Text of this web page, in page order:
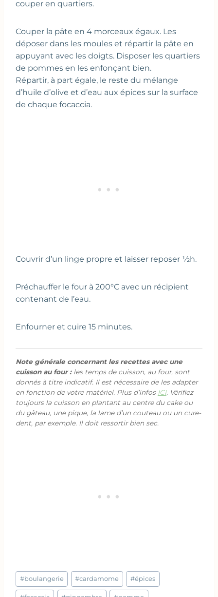
couper en quartiers.
Couper la pâte en 4 morceaux égaux. Les
déposer dans les moules et répartir la pâte en
appuyant avec les doigts. Disposer les quartiers
de pommes en les enfonçant bien.
Répartir, à part égale, le reste du mélange
d’huile d’olive et d’eau aux épices sur la surface
de chaque focaccia.
Couvrir d’un linge propre et laisser reposer ½h.
Préchauffer le four à 200°C avec un récipient
contenant de l’eau.
Enfourner et cuire 15 minutes.
Note générale concernant les recettes avec une
cuisson au four :les temps de cuisson, au four, sont
donnés à titre indicatif. Il est nécessaire de les adapter
en fonction de votre matériel. Plus d’infos ICI. Vérifiez
toujours la cuisson en plantant au centre du cake ou
du gâteau, une pique, la lame d’un couteau ou un cure-
dent, par exemple. Il doit ressortir bien sec.
Étiquettes
de
#boulangerie #cardamome #épices